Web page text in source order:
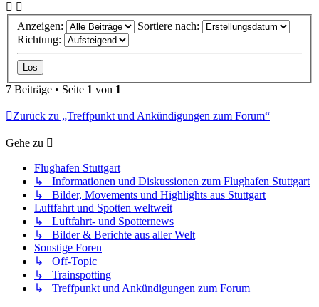
Anzeigen:
Sortiere nach:
Richtung:
7 Beiträge • Seite 1 von 1
Zurück zu „Treffpunkt und Ankündigungen zum Forum“
Gehe zu
Flughafen Stuttgart
↳ Informationen und Diskussionen zum Flughafen Stuttgart
↳ Bilder, Movements und Highlights aus Stuttgart
Luftfahrt und Spotten weltweit
↳ Luftfahrt- und Spotternews
↳ Bilder & Berichte aus aller Welt
Sonstige Foren
↳ Off-Topic
↳ Trainspotting
↳ Treffpunkt und Ankündigungen zum Forum